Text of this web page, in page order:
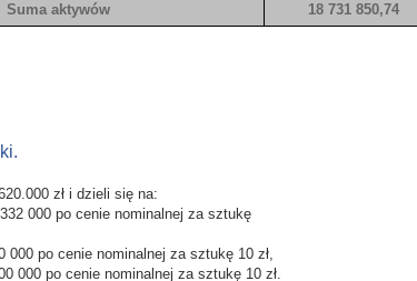
Suma aktywów
18 731 850,74
zł i dzieli się na:
000 po cenie nominalnej za sztukę
000 po cenie nominalnej za sztukę 10 zł,
000 po cenie nominalnej za sztukę 10 zł.